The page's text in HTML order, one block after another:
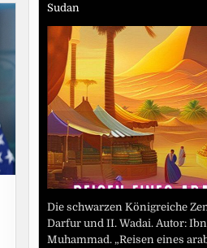
Sudan
Die schwarzen Königreiche
Darfur und II. Wadai. Autor:
Muhammad. „Reisen eines